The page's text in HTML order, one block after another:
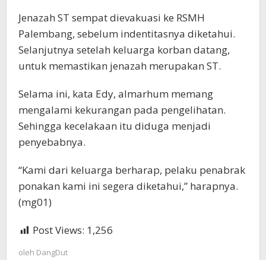
Jenazah ST sempat dievakuasi ke RSMH
Palembang, sebelum indentitasnya diketahui.
Selanjutnya setelah keluarga korban datang,
untuk memastikan jenazah merupakan ST.
Selama ini, kata Edy, almarhum memang
mengalami kekurangan pada pengelihatan.
Sehingga kecelakaan itu diduga menjadi
penyebabnya.
“Kami dari keluarga berharap, pelaku penabrak
ponakan kami ini segera diketahui,” harapnya.
(mg01)
Post Views: 1,256
oleh DangDut